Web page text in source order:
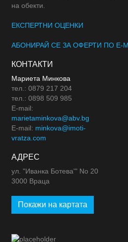
на обекти.
ЕКСПЕРТНИ ОЦЕНКИ
АБОНИРАЙ СЕ ЗА ОФЕРТИ ПО E-
КОНТАКТИ
Мариета Минкова
тел.: 0879 217 204
тел.: 0898 509 985
E-mail:
marietaminkova@abv.bg
E-mail: minkova@imoti-
vratza.com
АДРЕС
ул. "Иванка Ботева'" No 20
3000 Враца
Покажи на картата